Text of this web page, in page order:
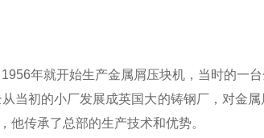
年就开始生产金属屑压块机，当时的一台
当初的小厂发展成英国大的铸钢厂，对金
他传承了总部的生产技术和优势。